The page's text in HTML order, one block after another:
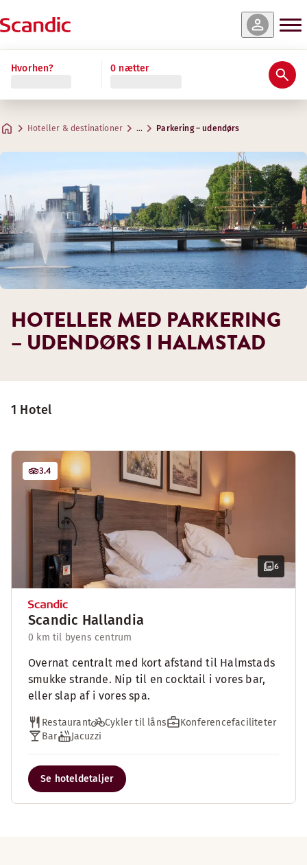
Hvorhen? 0 nætter
Hoteller & destinationer … Parkering – udendørs
1 Hotel
6
3.4
Scandic Hallandia
0 km til byens centrum
Overnat centralt med kort afstand til Halmstads
smukke strande. Nip til en cocktail i vores bar,
eller slap af i vores spa.
Restaurant Cykler til låns
Konferencefaciliteter
Bar
Jacuzzi
Se hoteldetaljer
HOTELLER MED PARKERING
– UDENDØRS I HALMSTAD